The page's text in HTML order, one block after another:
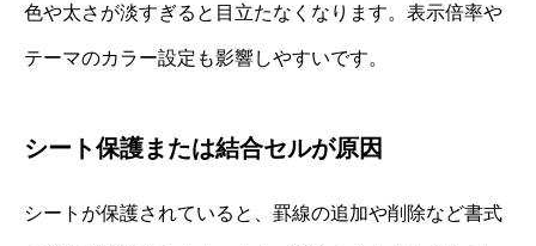
色や太さが淡すぎると目立たなくなります。表示倍率や
テーマのカラー設定も影響しやすいです。
シート保護または結合セルが原因
シートが保護されていると、罫線の追加や削除など書式